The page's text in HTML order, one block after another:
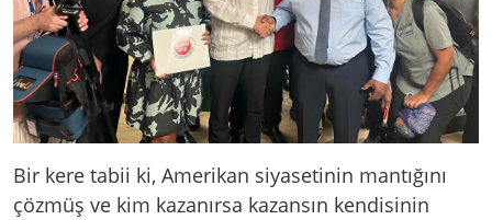
Bir kere tabii ki, Amerikan siyasetinin mantığını
çözmüş ve kim kazanırsa kazansın kendisinin